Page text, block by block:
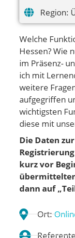
Region:
Welche
Hessen? Wie
im Präsenz-
ich mit
weitere
aufgegriffen
wichtigsten
diese mit
Die Daten
kurz vor
dann auf
Ort: